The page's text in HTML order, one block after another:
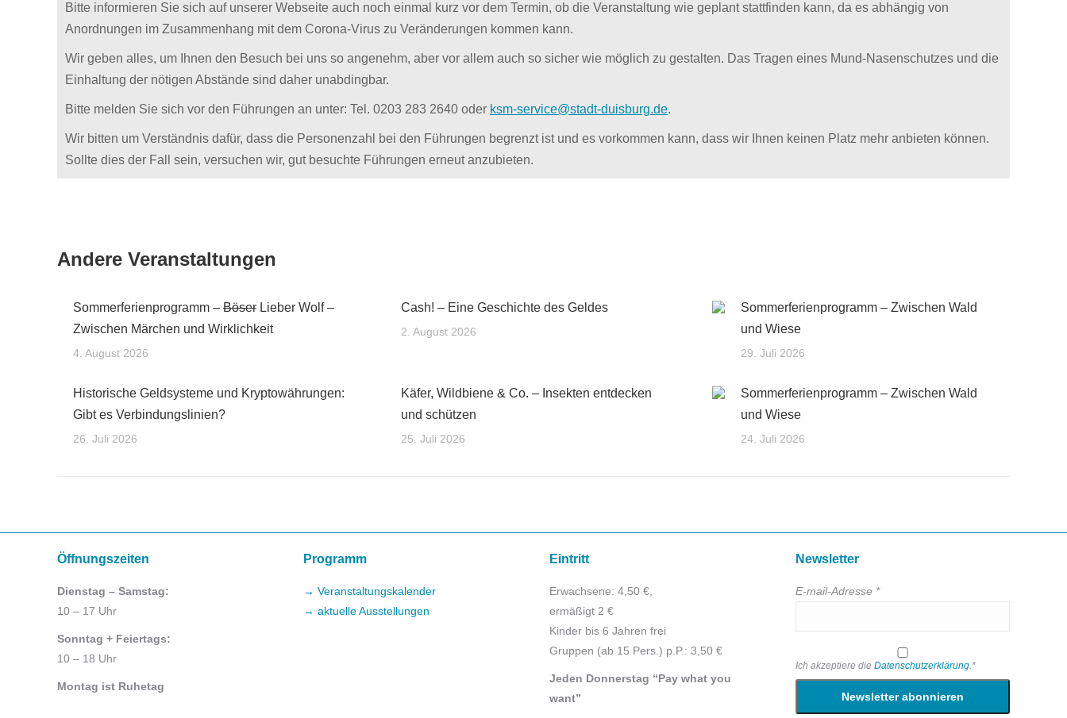
Bitte informieren Sie sich auf unserer Webseite auch noch einmal kurz vor dem Termin, ob die Veranstaltung wie geplant stattfinden kann, da es abhängig von
Anordnungen im Zusammenhang mit dem Corona-Virus zu Veränderungen kommen kann.
Wir geben alles, um Ihnen den Besuch bei uns so angenehm, aber vor allem auch so sicher wie möglich zu gestalten. Das Tragen eines Mund-Nasenschutzes und die
Einhaltung der nötigen Abstände sind daher unabdingbar.
Bitte melden Sie sich vor den Führungen an unter: Tel. 0203 283 2640 oder ksm-service@stadt-duisburg.de.
Wir bitten um Verständnis dafür, dass die Personenzahl bei den Führungen begrenzt ist und es vorkommen kann, dass wir Ihnen keinen Platz mehr anbieten können.
Sollte dies der Fall sein, versuchen wir, gut besuchte Führungen erneut anzubieten.
Andere Veranstaltungen
Sommerferienprogramm – Böser Lieber Wolf –
Zwischen Märchen und Wirklichkeit
4. August 2026
Cash! – Eine Geschichte des Geldes
2. August 2026
Sommerferienprogramm – Zwischen Wald
und Wiese
29. Juli 2026
Historische Geldsysteme und Kryptowährungen:
Gibt es Verbindungslinien?
26. Juli 2026
Käfer, Wildbiene & Co. – Insekten entdecken
und schützen
25. Juli 2026
Sommerferienprogramm – Zwischen Wald
und Wiese
24. Juli 2026
Öffnungszeiten
Dienstag – Samstag:
10 – 17 Uhr
Sonntag + Feiertags:
10 – 18 Uhr
Montag ist Ruhetag
Programm
→ Veranstaltungskalender
→ aktuelle Ausstellungen
Eintritt
Erwachsene: 4,50 €,
ermäßigt 2 €
Kinder bis 6 Jahren frei
Gruppen (ab 15 Pers.) p.P.: 3,50 €
Jeden Donnerstag “Pay what you
want”
Newsletter
E-mail-Adresse *
Ich akzeptiere die Datenschutzerklärung.*